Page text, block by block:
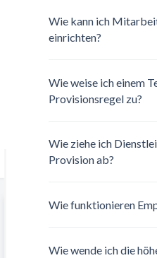
Wie kann ich
einrichten?
Wie weise ich einem
Provisionsregel zu?
Wie ziehe ich
Provision ab?
Wie funktionieren
Wie wende ich die